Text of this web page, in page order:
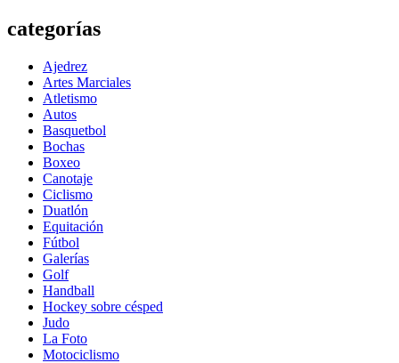
categorías
Ajedrez
Artes Marciales
Atletismo
Autos
Basquetbol
Bochas
Boxeo
Canotaje
Ciclismo
Duatlón
Equitación
Fútbol
Galerías
Golf
Handball
Hockey sobre césped
Judo
La Foto
Motociclismo